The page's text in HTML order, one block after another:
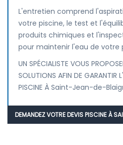
L'entretien comprend
votre piscine, le test et
produits chimiques et
pour maintenir l'eau de votre
UN SPÉCIALISTE VOUS
SOLUTIONS AFIN DE GARANTIR
PISCINE À Saint-Jean-de-
DEMANDEZ VOTRE DEVIS PISCINE À